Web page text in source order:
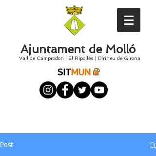
Ajuntament de Molló
Vall de Camprodon El Ripollès Pirineu de Girona
Post